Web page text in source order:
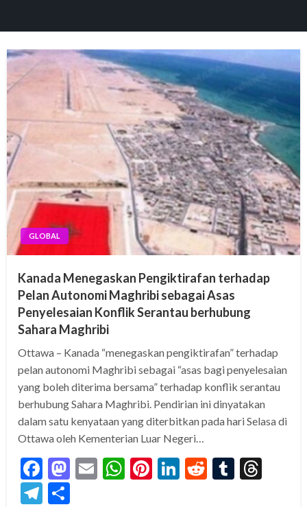
GLOBAL
Kanada Menegaskan Pengiktirafan terhadap
Pelan Autonomi Maghribi sebagai Asas
Penyelesaian Konflik Serantau berhubung
Sahara Maghribi
Ottawa – Kanada “menegaskan pengiktirafan” terhadap
pelan autonomi Maghribi sebagai “asas bagi penyelesaian
yang boleh diterima bersama” terhadap konflik serantau
berhubung Sahara Maghribi. Pendirian ini dinyatakan
dalam satu kenyataan yang diterbitkan pada hari Selasa di
Ottawa oleh Kementerian Luar Negeri…
Facebook
Mastodon
EmailWhatsApp
Pinterest
LinkedIn
RedditTumblr
Telegram